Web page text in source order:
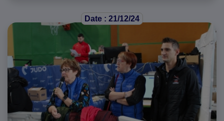
Date : 21/12/24